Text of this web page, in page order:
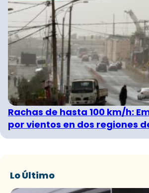
Rachas de hasta 100 km/h:
por vientos en dos regiones
Lo Último